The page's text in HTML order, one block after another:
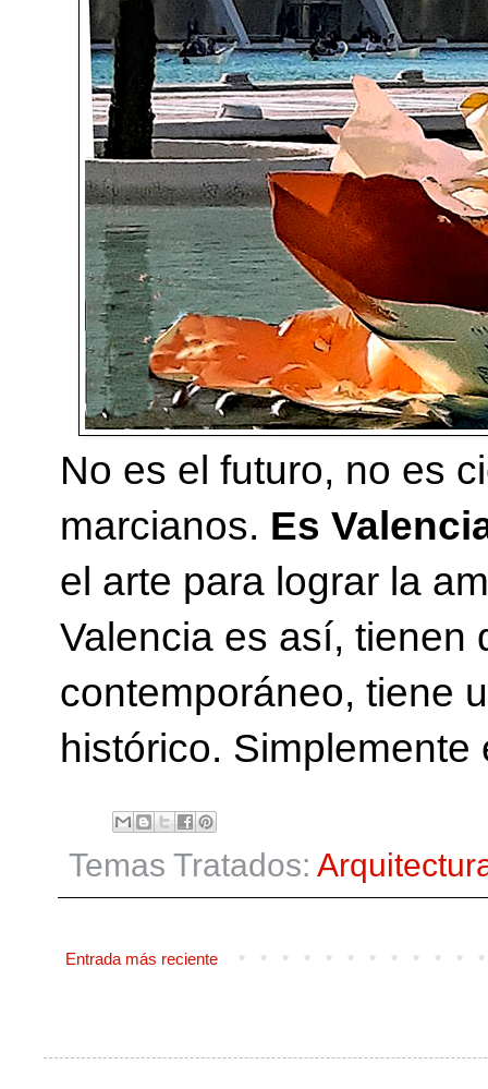
No es el futuro, no es
marcianos. Es
el arte para lograr la
Valencia es así, tienen
contemporáneo, tiene
histórico.
Temas Tratados:
Entrada más reciente